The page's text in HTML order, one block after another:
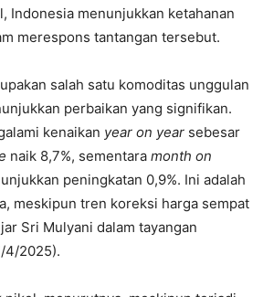
Indonesia menunjukkan ketahanan
merespons tantangan tersebut.
salah satu komoditas unggulan
perbaikan yang signifikan.
kenaikan year on year sebesar
naik 8,7%, sementara month on
peningkatan 0,9%. Ini adalah
meskipun tren koreksi harga sempat
Sri Mulyani dalam tayangan
4/2025).